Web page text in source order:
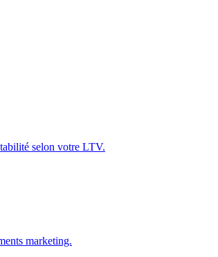
selon votre LTV.
marketing.